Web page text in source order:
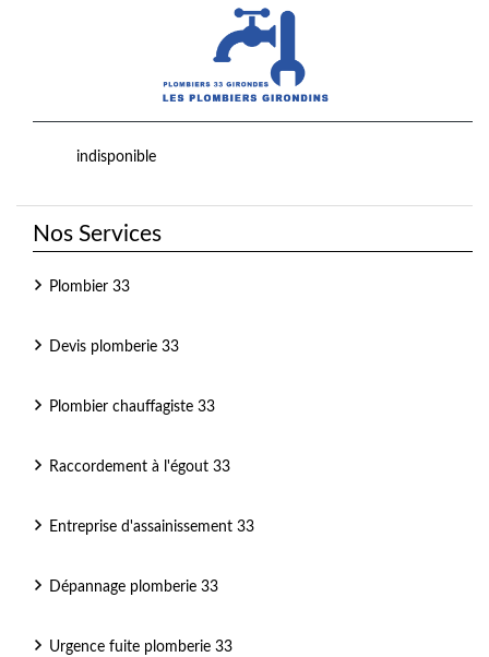
indisponible
Nos Services
Plombier 33
Devis plomberie 33
Plombier chauffagiste 33
Raccordement à l'égout 33
Entreprise d'assainissement 33
Dépannage plomberie 33
Urgence fuite plomberie 33